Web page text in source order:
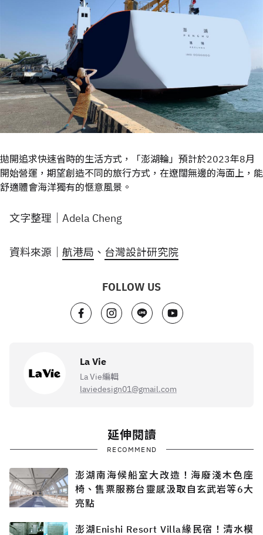
拋開追求快速省時的生活方式，「澎湖輪」預計於2023年8月
開始營運，期望創造不同的旅行方式，在遼闊無邊的海面上，能
舒適體會海洋獨有的愜意風景。
文字整理｜Adela Cheng
資料來源｜ 航港局 、 台灣設計研究院
FOLLOW US
La Vie
La Vie編輯
laviedesign01@gmail.com
延伸閱讀
RECOMMEND
澎湖南海候船室大改造！海廢淺木色座
椅、售票服務台靈感汲取自玄武岩等6大
亮點
澎湖Enishi Resort Villa緣民宿！清水模